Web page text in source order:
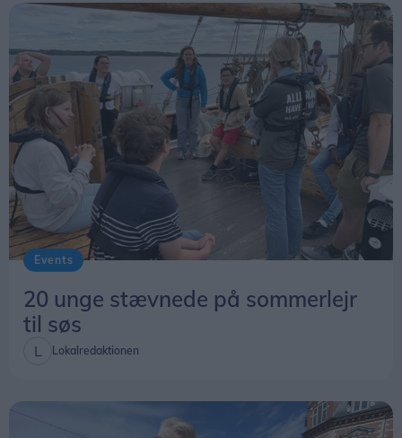
Events
20 unge stævnede på sommerlejr
til søs
Lokalredaktionen